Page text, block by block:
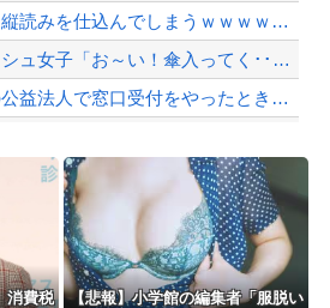
Powered by livedoor 相互RSS
新聞さん、壮大な縦読みを仕込んでしまうｗｗｗｗｗｗｗ
【画像】ボーイッシュ女子「お～い！傘入ってく･･････♡」←どうする！！
某有名な外国系の公益法人で窓口受付をやったとき、シフト外しみたいな人をシフト表で...
日本旅行キャンセルすべきか…1万年ぶり史上最大級の火山の兆し＝韓国の反応
消費税
【悲報】小学館の編集者「服脱い